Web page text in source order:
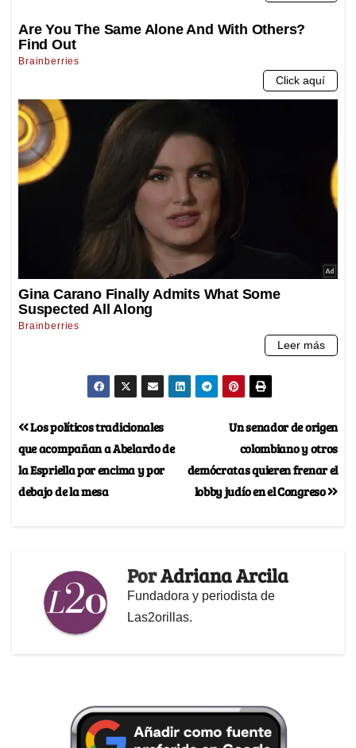
Un senador de origen
colombiano y otros
demócratas quieren frenar el
lobby judío en el Congreso
Los políticos tradicionales
que acompañan a Abelardo de
la Espriella por encima y por
debajo de la mesa
PorAdriana Arcila
Fundadora y periodista de
Las2orillas.